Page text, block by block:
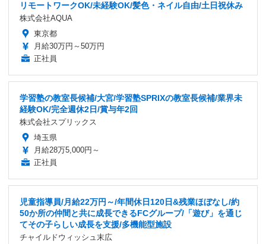
リモートワークOK/未経験OK/髪色・ネイル自由/土日祝休み
株式会社AQUA
東京都
月給30万円～50万円
正社員
学習塾の教室長候補/大宮/学習塾SPRIXの教室長候補/業界未
経験OK/完全週休2日/賞与年2回
株式会社スプリックス
埼玉県
月給28万5,000円～
正社員
児童指導員/月給22万円～/年間休日120日&残業ほぼなし/約
50か所の仲間と共に成長できるFCグループ/「遊び」を通じ
てその子らしい成長を支援/多機能型施設
チャイルドウィッシュ末広